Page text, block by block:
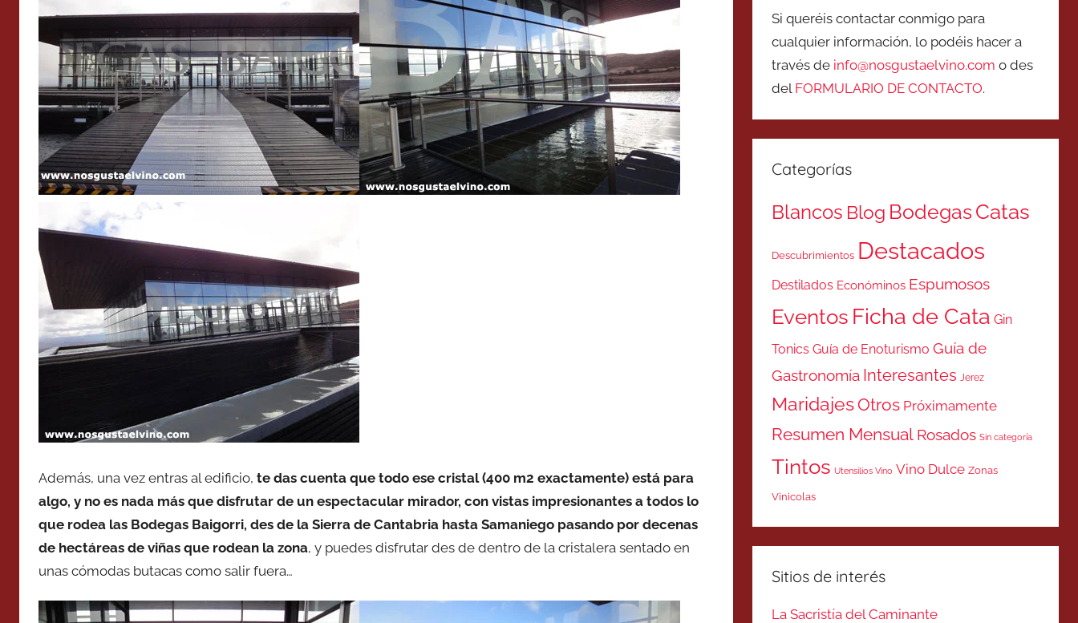
Además, una vez entras al edificio, te das cuenta que todo ese cristal (400 m2 exactamente) está para
algo, y no es nada más que disfrutar de un espectacular mirador, con vistas impresionantes a todos lo
que rodea las Bodegas Baigorri, des de la Sierra de Cantabria hasta Samaniego pasando por decenas
de hectáreas de viñas que rodean la zona, y puedes disfrutar des de dentro de la cristalera sentado en
unas cómodas butacas como salir fuera…
Si queréis contactar conmigo para
cualquier información, lo podéis hacer a
través de info@nosgustaelvino.com o des
del FORMULARIO DE CONTACTO.
Categorías
Blancos Blog BodegasCatas
Descubrimientos Destacados
Destilados Económinos Espumosos
Eventos Ficha de Cata Gin
Tonics Guía de Enoturismo Guía de
Gastronomía Interesantes Jerez
MaridajesOtros Próximamente
Resumen Mensual Rosados Sin categoría
Tintos Utensilios Vino Vino Dulce Zonas
Vinicolas
Sitios de interés
La Sacristía del Caminante